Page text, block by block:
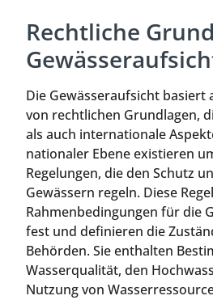
Rechtliche
Die Gewässeraufsicht basiert
von rechtlichen Grundlagen,
als auch internationale
nationaler Ebene existieren
Regelungen, die den Schutz
Gewässern regeln. Diese
Rahmenbedingungen für die
fest und definieren die
Behörden. Sie enthalten
Wasserqualität, den
Nutzung von